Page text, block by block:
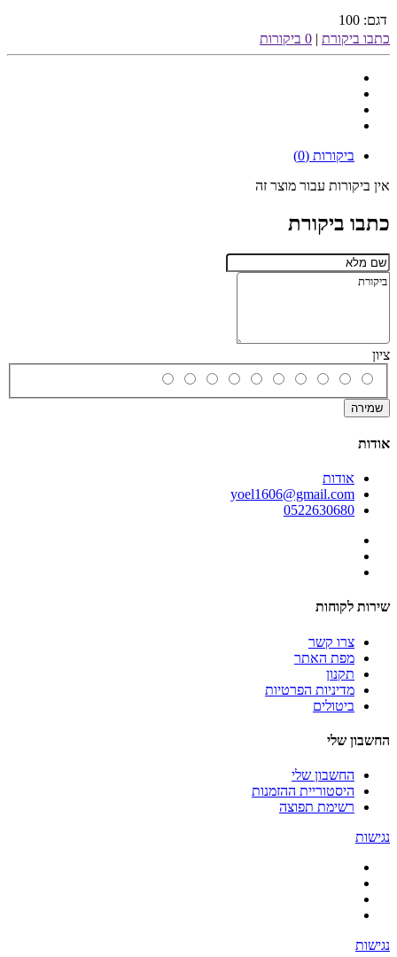
דגם: 100
כתבו ביקורת | 0 ביקורות
ביקורות (0)
אין ביקורות עבור מוצר זה
כתבו ביקורת
ציון
שמירה
אודות
אודות
yoel1606@gmail.com
0522630680
שירות לקוחות
צרו קשר
מפת האתר
תקנון
מדיניות הפרטיות
ביטולים
החשבון שלי
החשבון שלי
היסטוריית ההזמנות
רשימת תפוצה
נגישות
נגישות